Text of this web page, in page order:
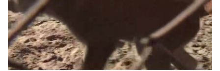
Metro
Стримы
Спецпроекты
Звезды
Выборы
2026